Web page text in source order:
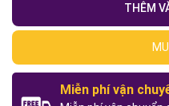
THÊM
Miễn phí vận